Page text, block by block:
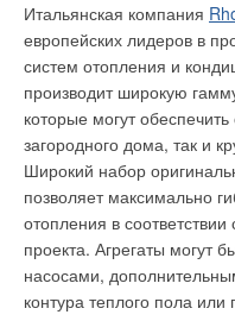
Итальянская компания
европейских лидеров в
систем отопления и
производит широкую
которые могут
загородного дома, так и
Широкий набор
позволяет максимально
отопления в
проекта. Агрегаты могут
насосами,
контура теплого пола
двухтрубных систем
VT.032. При нижнем
можно использовать узлы
оборудовать
отопительных приборов,
хронотермостата. Все
можно разделить на
задается
Головной
одном из отапливаемых
гостиная).